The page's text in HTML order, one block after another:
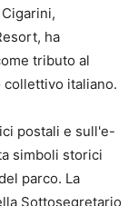
ha
tributo al
italiano.
postali e sull'e-
simboli storici
parco. La
Sottosegretario